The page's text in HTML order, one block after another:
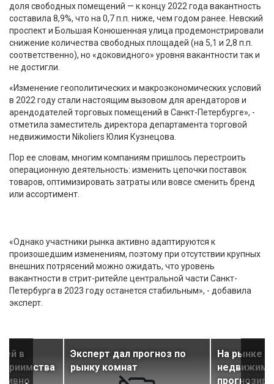
доля свободных помещений — к концу 2022 года вакантность
составила 8,9%, что на 0,7 п.п. ниже, чем годом ранее. Невский
проспект и Большая Конюшенная улица продемонстрировали
снижение количества свободных площадей (на 5,1 и 2,8 п.п.
соответственно), но «доковидного» уровня вакантности так и
не достигли.
«Изменение геополитических и макроэкономических условий
в 2022 году стали настоящим вызовом для арендаторов и
арендодателей торговых помещений в Санкт-Петербурге», -
отметила заместитель директора департамента торговой
недвижимости Nikoliers Юлия Кузнецова.
Пор ее словам, многим компаниям пришлось перестроить
операционную деятельность: изменить цепочки поставок
товаров, оптимизировать затраты или вовсе сменить бренд
или ассортимент.
«Однако участники рынка активно адаптируются к
произошедшим изменениям, поэтому при отсутствии крупных
внешних потрясений можно ожидать, что уровень
вакантности в стрит-ритейле центральной части Санкт-
Петербурга в 2023 году останется стабильным», - добавила
эксперт.
в
Эксперт дал прогноз по
рынку комнат
На рынке